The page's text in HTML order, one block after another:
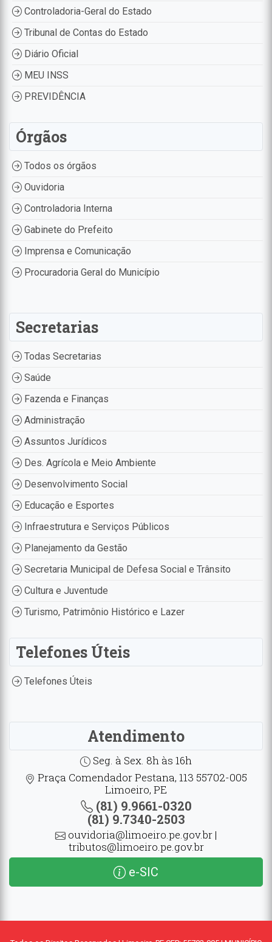
Controladoria-Geral do Estado
Tribunal de Contas do Estado
Diário Oficial
MEU INSS
PREVIDÊNCIA
Órgãos
Todos os órgãos
Ouvidoria
Controladoria Interna
Gabinete do Prefeito
Imprensa e Comunicação
Procuradoria Geral do Município
Secretarias
Todas Secretarias
Saúde
Fazenda e Finanças
Administração
Assuntos Jurídicos
Des. Agrícola e Meio Ambiente
Desenvolvimento Social
Educação e Esportes
Infraestrutura e Serviços Públicos
Planejamento da Gestão
Secretaria Municipal de Defesa Social e Trânsito
Cultura e Juventude
Turismo, Patrimônio Histórico e Lazer
Telefones Úteis
Telefones Úteis
Atendimento
Seg. à Sex. 8h às 16h
Praça Comendador Pestana, 113 55702-005
Limoeiro, PE
(81) 9.9661-0320
(81) 9.7340-2503
ouvidoria@limoeiro.pe.gov.br |
tributos@limoeiro.pe.gov.br
e-SIC